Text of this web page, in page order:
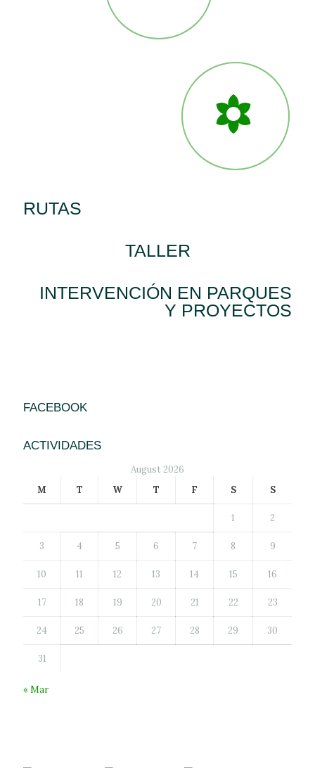
RUTAS
TALLER
INTERVENCIÓN EN PARQUES
Y PROYECTOS
FACEBOOK
ACTIVIDADES
August 2026
M
T W T F S S
1 2
3 4 5 6 7 8 9
10 11 12 13 14 15 16
17 18 19 20 21 22 23
24 25 26 27 28 29 30
31
« Mar